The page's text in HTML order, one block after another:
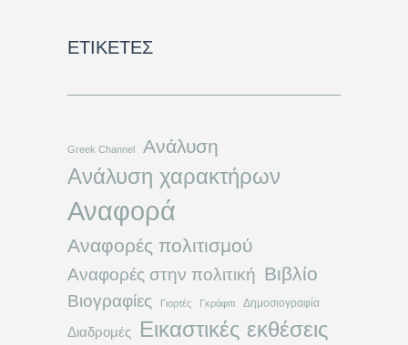
ΕΤΙΚΈΤΕΣ
Greek Channel Ανάλυση
Ανάλυση χαρακτήρων
Αναφορά
Αναφορές πολιτισμού
Αναφορές στην πολιτική Βιβλίο
Βιογραφίες Γιορτές Γκράφιτι Δημοσιογραφία
Διαδρομές Εικαστικές εκθέσεις